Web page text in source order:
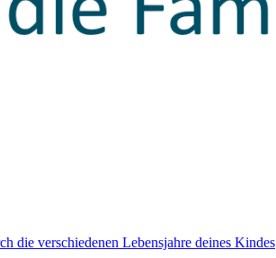
die verschiedenen Lebensjahre deines Kindes